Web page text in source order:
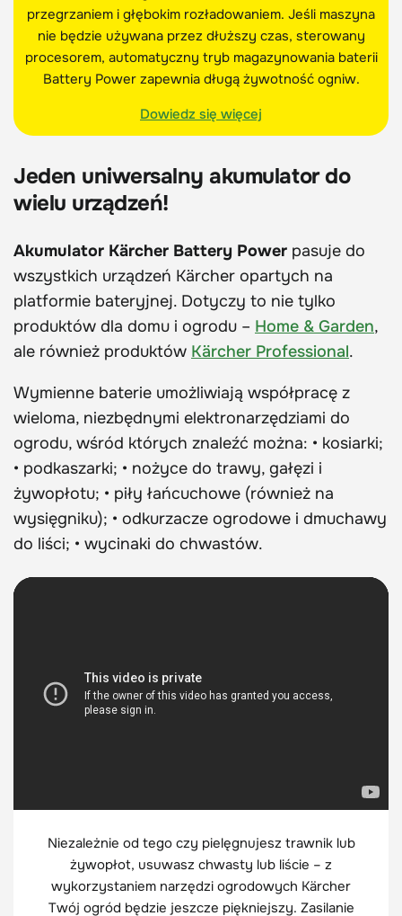
przegrzaniem i głębokim rozładowaniem. Jeśli maszyna
nie będzie używana przez dłuższy czas, sterowany
procesorem, automatyczny tryb magazynowania baterii
Battery Power zapewnia długą żywotność ogniw.
Dowiedz się więcej
Jeden uniwersalny akumulator do
wielu urządzeń!
Akumulator Kärcher Battery Power pasuje do
wszystkich urządzeń Kärcher opartych na
platformie bateryjnej. Dotyczy to nie tylko
produktów dla domu i ogrodu – Home & Garden,
ale również produktów Kärcher Professional.
Wymienne baterie umożliwiają współpracę z
wieloma, niezbędnymi elektronarzędziami do
ogrodu, wśród których znaleźć można: • kosiarki;
• podkaszarki; • nożyce do trawy, gałęzi i
żywopłotu; • piły łańcuchowe (również na
wysięgniku); • odkurzacze ogrodowe i dmuchawy
do liści; • wycinaki do chwastów.
Niezależnie od tego czy pielęgnujesz trawnik lub
żywopłot, usuwasz chwasty lub liście – z
wykorzystaniem narzędzi ogrodowych Kärcher
Twój ogród będzie jeszcze piękniejszy. Zasilanie